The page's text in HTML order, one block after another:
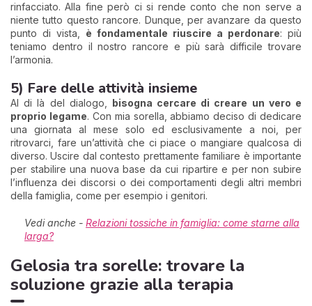
rinfacciato. Alla fine però ci si rende conto che non serve a
niente tutto questo rancore. Dunque, per avanzare da questo
punto di vista, è fondamentale riuscire a perdonare: più
teniamo dentro il nostro rancore e più sarà difficile trovare
l’armonia.
5) Fare delle attività insieme
Al di là del dialogo, bisogna cercare di creare un vero e
proprio legame. Con mia sorella, abbiamo deciso di dedicare
una giornata al mese solo ed esclusivamente a noi, per
ritrovarci, fare un’attività che ci piace o mangiare qualcosa di
diverso. Uscire dal contesto prettamente familiare è importante
per stabilire una nuova base da cui ripartire e per non subire
l’influenza dei discorsi o dei comportamenti degli altri membri
della famiglia, come per esempio i genitori.
Vedi anche - Relazioni tossiche in famiglia: come starne alla
larga?
Gelosia tra sorelle: trovare la
soluzione grazie alla terapia